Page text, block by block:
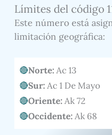
Límites del código
Este número está
limitación geográfica:
Norte:Ac 13
Sur:Ac 1 De Mayo
Oriente:Ak 72
Occidente:Ak 68